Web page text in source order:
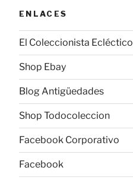
ENLACES
El Coleccionista Ecléctico
Shop Ebay
Blog Antigüedades
Shop Todocoleccion
Facebook Corporativo
Facebook